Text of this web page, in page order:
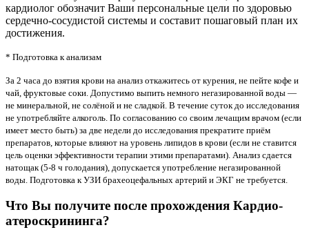
кардиолог обозначит Ваши персональные цели по здоровью
сердечно-сосудистой системы и составит пошаговый план их
достижения.
* Подготовка к анализам
За 2 часа до взятия крови на анализ откажитесь от курения, не пейте кофе и
чай, фруктовые соки. Допустимо выпить немного негазированной воды —
не минеральной, не солёной и не сладкой. В течение суток до исследования
не употребляйте алкоголь. По согласованию со своим лечащим врачом (если
имеет место быть) за две недели до исследования прекратите приём
препаратов, которые влияют на уровень липидов в крови (если не ставится
цель оценки эффективности терапии этими препаратами). Анализ сдается
натощак (5-8 ч голодания), допускается употребление негазированной
воды. Подготовка к УЗИ брахеоцефальных артерий и ЭКГ не требуется.
Что Вы получите после прохождения Кардио-
атероскрининга?